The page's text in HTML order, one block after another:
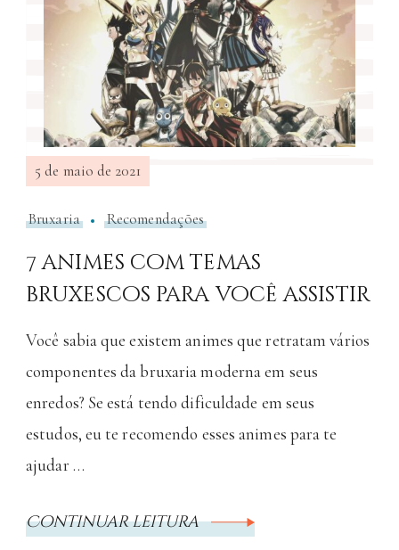
5 de maio de 2021
Bruxaria Recomendações
7 animes com temas
bruxescos para você assistir
Você sabia que existem animes que retratam vários
componentes da bruxaria moderna em seus
enredos? Se está tendo dificuldade em seus
estudos, eu te recomendo esses animes para te
ajudar …
Continuar leitura